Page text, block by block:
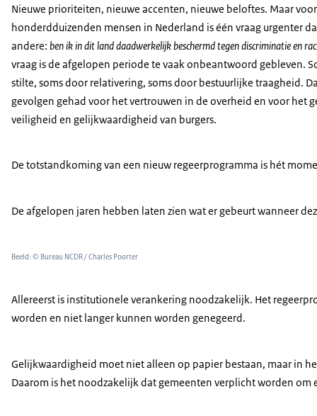
Nieuwe prioriteiten, nieuwe accenten, nieuwe beloftes. Maar voor
honderdduizenden mensen in Nederland is één vraag urgenter
andere: ben ik in dit land daadwerkelijk beschermd tegen discriminatie en
vraag is de afgelopen periode te vaak onbeantwoord gebleven.
stilte, soms door relativering, soms door bestuurlijke traagheid.
gevolgen gehad voor het vertrouwen in de overheid en voor het
veiligheid en gelijkwaardigheid van burgers.
De totstandkoming van een nieuw regeerprogramma is hét
De afgelopen jaren hebben laten zien wat er gebeurt wanneer
Beeld: © Bureau NCDR / Charles Poorter
Allereerst is institutionele verankering noodzakelijk. Het
worden en niet langer kunnen worden genegeerd.
Gelijkwaardigheid moet niet alleen op papier bestaan, maar in
Daarom is het noodzakelijk dat gemeenten verplicht worden